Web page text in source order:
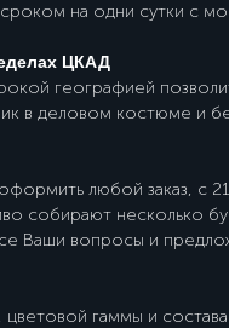
на одни сутки с
ЦКАД
географией
в деловом костюме и
любой заказ, с
собирают несколько
Ваши вопросы и
гаммы и состава.